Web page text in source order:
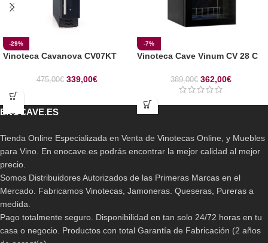
-29%
Vinoteca Cavanova CV07KT
475,00€ 339,00€
-7%
Vinoteca Cave Vinum CV 28 C
389,00€ 362,00€
ENOCAVE.ES
Tienda Online Especializada en Venta de Vinotecas Online, y Muebles
para Vino. En enocave.es podrás encontrar la mejor calidad al mejor
precio.
Somos Distribuidores Autorizados de las Primeras Marcas en el
Mercado. Fabricamos Vinotecas, Jamoneras. Queseras, Pureras a
medida.
Pago totalmente seguro. Disponibilidad en tan solo 24/72 horas en tu
casa o negocio. Productos con total Garantía de Fabricación (2 años